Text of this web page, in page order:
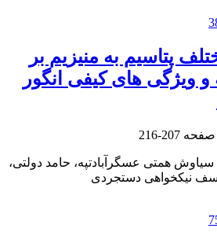
پتاسیم به منیزیم بر
های کیفی انگور
207-216
همتی عسگرآبادتپه، حامد دولتی،
نیکخواهی دستجردی